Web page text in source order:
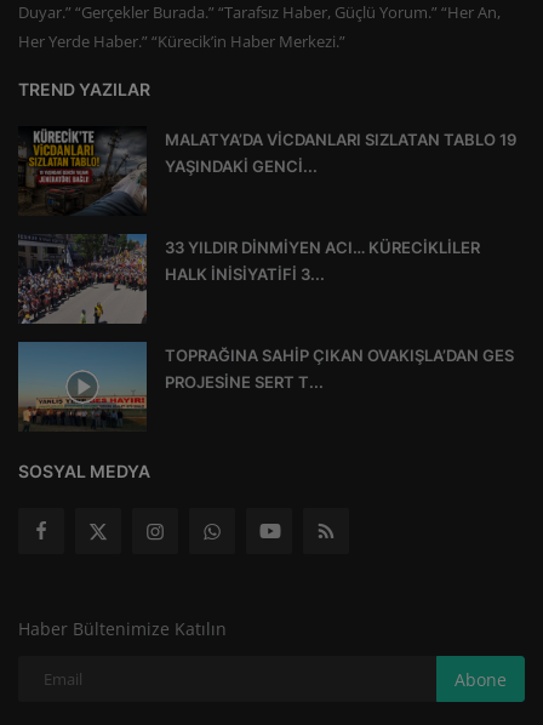
Duyar.” “Gerçekler Burada.” “Tarafsız Haber, Güçlü Yorum.” “Her An,
Her Yerde Haber.” “Kürecik’in Haber Merkezi.”
TREND YAZILAR
MALATYA’DA VİCDANLARI SIZLATAN TABLO 19
YAŞINDAKİ GENCİ...
33 YILDIR DİNMİYEN ACI… KÜRECİKLİLER
HALK İNİSİYATİFİ 3...
TOPRAĞINA SAHİP ÇIKAN OVAKIŞLA’DAN GES
PROJESİNE SERT T...
SOSYAL MEDYA
Haber Bültenimize Katılın
Abone